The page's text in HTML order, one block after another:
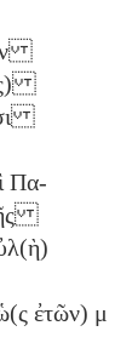
Πα-
ἐτῶν) μ